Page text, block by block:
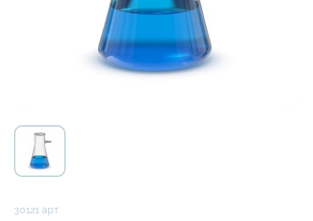
30121 арт